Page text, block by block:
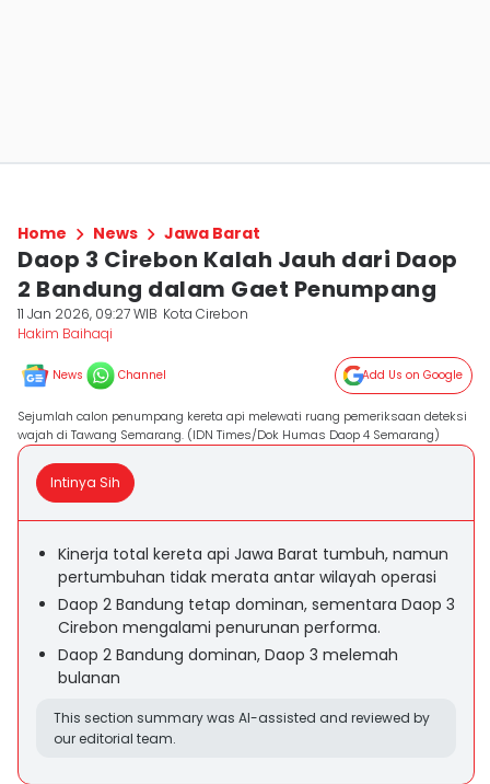
Home News Jawa Barat
Daop 3 Cirebon Kalah Jauh dari Daop
2 Bandung dalam Gaet Penumpang
11 Jan 2026, 09:27 WIB Kota Cirebon
Hakim Baihaqi
News Channel Add Us on Google
Sejumlah calon penumpang kereta api melewati ruang pemeriksaan deteksi
wajah di Tawang Semarang. (IDN Times/Dok Humas Daop 4 Semarang)
Intinya Sih
Kinerja total kereta api Jawa Barat tumbuh, namun
pertumbuhan tidak merata antar wilayah operasi
Daop 2 Bandung tetap dominan, sementara Daop 3
Cirebon mengalami penurunan performa.
Daop 2 Bandung dominan, Daop 3 melemah
bulanan
This section summary was AI-assisted and reviewed by
our editorial team.